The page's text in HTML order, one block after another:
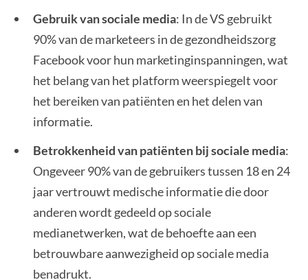
Gebruik van sociale media: In de VS gebruikt
90% van de marketeers in de gezondheidszorg
Facebook voor hun marketinginspanningen, wat
het belang van het platform weerspiegelt voor
het bereiken van patiënten en het delen van
informatie.
Betrokkenheid van patiënten bij sociale media:
Ongeveer 90% van de gebruikers tussen 18 en 24
jaar vertrouwt medische informatie die door
anderen wordt gedeeld op sociale
medianetwerken, wat de behoefte aan een
betrouwbare aanwezigheid op sociale media
benadrukt.